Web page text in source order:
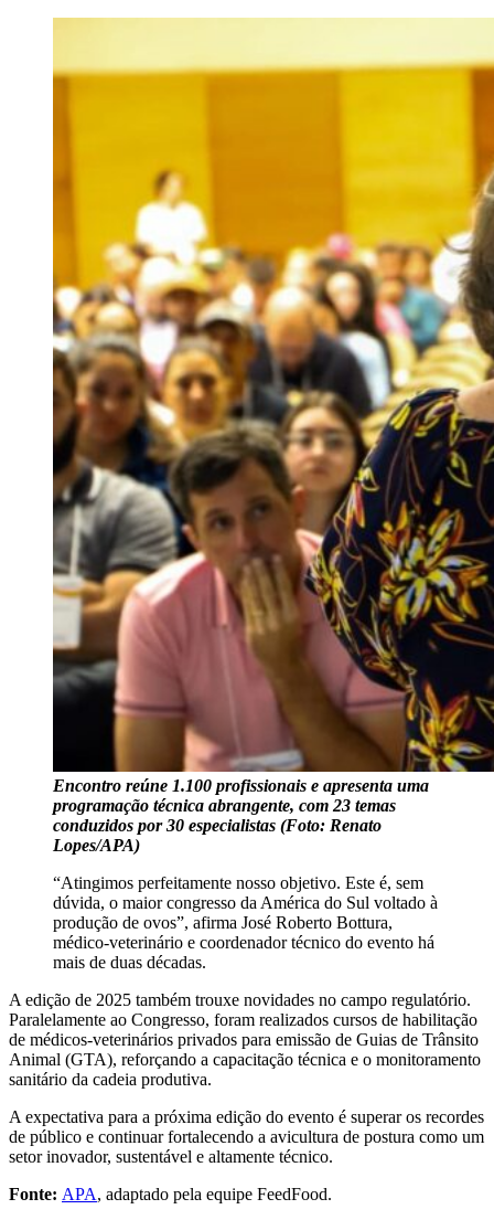
Encontro reúne 1.100 profissionais e apresenta uma
programação técnica abrangente, com 23 temas
conduzidos por 30 especialistas (Foto: Renato
Lopes/APA)
“Atingimos perfeitamente nosso objetivo. Este é, sem
dúvida, o maior congresso da América do Sul voltado à
produção de ovos”, afirma José Roberto Bottura,
médico-veterinário e coordenador técnico do evento há
mais de duas décadas.
A edição de 2025 também trouxe novidades no campo regulatório.
Paralelamente ao Congresso, foram realizados cursos de habilitação
de médicos-veterinários privados para emissão de Guias de Trânsito
Animal (GTA), reforçando a capacitação técnica e o monitoramento
sanitário da cadeia produtiva.
A expectativa para a próxima edição do evento é superar os recordes
de público e continuar fortalecendo a avicultura de postura como um
setor inovador, sustentável e altamente técnico.
Fonte: APA, adaptado pela equipe FeedFood.